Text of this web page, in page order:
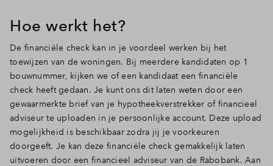
Inloggen
Hoe werkt het?
De financiële check kan in je voordeel werken bij het
toewijzen van de woningen. Bij meerdere kandidaten op 1
bouwnummer, kijken we of een kandidaat een financiële
check heeft gedaan. Je kunt ons dit laten weten door een
gewaarmerkte brief van je hypotheekverstrekker of financieel
adviseur te uploaden in je persoonlijke account. Deze upload
mogelijkheid is beschikbaar zodra jij je voorkeuren
doorgeeft. Je kan deze financiële check gemakkelijk laten
uitvoeren door een financieel adviseur van de Rabobank. Aan